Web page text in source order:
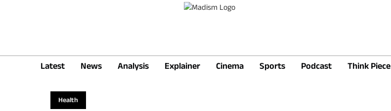
Latest News Analysis Explainer Cinema Sports Podcast Think Piece
Health